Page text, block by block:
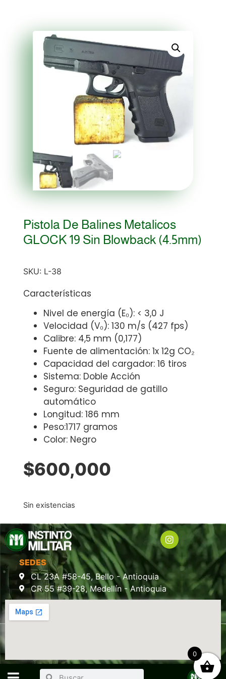
Pistola De Balines Metalicos
GLOCK 19 Sin Blowback (4.5mm)
SKU: L-38
Características
Nivel de energía (E₀): < 3,0 J
Velocidad (V₀): 130 m/s (427 fps)
Calibre: 4,5 mm (0,177)
Fuente de alimentación: 1x 12g CO₂
Capacidad del cargador: 16 tiros
Sistema: Doble Acción
Seguro: Seguridad de gatillo
automático
Longitud: 186 mm
Peso:1717 gramos
Color: Negro
$600,000
Sin existencias
SEDES
CL 23A #58-45, Bello - Antioquia
CR 55 #39-28, Medellín - Antioquia
0